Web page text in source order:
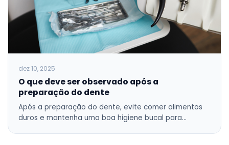
dez 10, 2025
O que deve ser observado após a
preparação do dente
Após a preparação do dente, evite comer alimentos
duros e mantenha uma boa higiene bucal para…